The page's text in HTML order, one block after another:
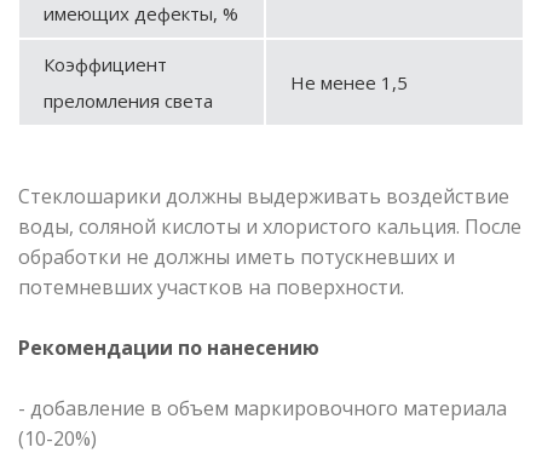
имеющих дефекты, %
Коэффициент
преломления света
Не менее 1,5
Стеклошарики должны выдерживать воздействие
воды, соляной кислоты и хлористого кальция. После
обработки не должны иметь потускневших и
потемневших участков на поверхности.
Рекомендации по нанесению
- добавление в объем маркировочного материала
(10-20%)